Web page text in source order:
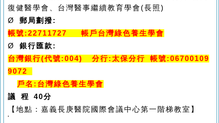
復健醫學會、台灣醫事繼續教育學會(長照)
Ø 郵局劃撥:
帳號:22711727 帳戶台灣綠色養生學會
Ø 銀行匯款:
台灣銀行(代號:004) 分行:太保分行 帳號:06700109
9072
戶名:台灣綠色養生學會
議 程 40分
【地點：嘉義長庚醫院國際會議中心第一階梯教室】